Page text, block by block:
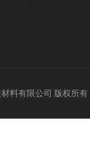
料有限公司 版权所有